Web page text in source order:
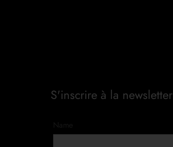
S'inscrire à la newsletter